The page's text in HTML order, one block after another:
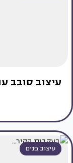
עיצוב סובב
עיצוב פנים